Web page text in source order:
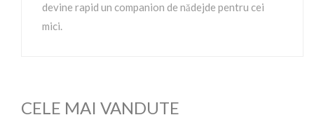
devine rapid un companion de nădejde pentru cei
mici.
CELE MAI VANDUTE